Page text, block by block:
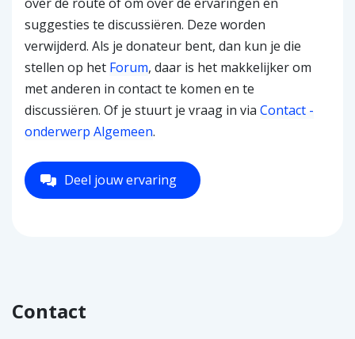
suggesties te discussiëren. Deze worden
verwijderd. Als je donateur bent, dan kun je die
stellen op het Forum, daar is het makkelijker om
met anderen in contact te komen en te
discussiëren. Of je stuurt je vraag in via Contact -
onderwerp Algemeen.
Deel jouw ervaring
Contact